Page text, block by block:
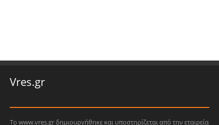
Vres.gr
Το www.vres.gr δημιουργήθηκε και υποστηρίζεται από την εταιρεία